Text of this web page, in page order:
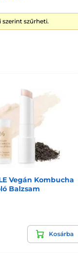
nem szárítja ki
szerint szűrheti.
Vegán Kombucha
Balzsam
Kosárba